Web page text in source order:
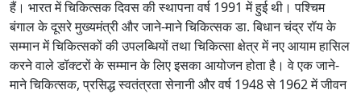
हैं। भारत में चिकित्सक दिवस की स्थापना वर्ष 1991 में हुई थी। पश्चिम
बंगाल के दूसरे मुख्यमंत्री और जाने-माने चिकित्सक डा. बिधान चंद्र रॉय के
सम्मान में चिकित्सकों की उपलब्धियों तथा चिकित्सा क्षेत्र में नए आयाम हासिल
करने वाले डॉक्टरों के सम्मान के लिए इसका आयोजन होता है। वे एक जाने-
माने चिकित्सक, प्रसिद्ध स्वतंत्रता सेनानी और वर्ष 1948 से 1962 में जीवन